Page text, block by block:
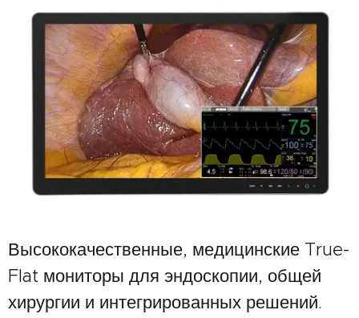
Высококачественные, медицинские True-
Flat мониторы для эндоскопии, общей
хирургии и интегрированных решений.